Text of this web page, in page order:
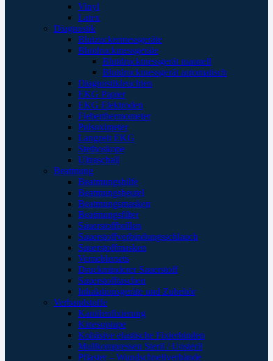
Vinyl
Latex
Diagnostik
Blutzuckermessgeräte
Blutdruckmessgeräte
Blutdruckmessgerät manuell
Blutdruckmessgerät automatisch
Diagnostikleuchten
EKG Papier
EKG Elektroden
Fieberthermometer
Pulsoximeter
Langzeit EKG
Stethoskope
Ultraschall
Beatmung
Beatmungshilfe
Beatmungsbeutel
Beatmungsmasken
Beatmungsfilter
Sauerstoffbrillen
Sauerstoffverbindungsschlauch
Sauerstoffmasken
Verneblersets
Druckminderer Sauerstoff
Sauerstofftaschen
Inhalationsgeräte und Zubehör
Verbandstoffe
Kanülenfixierung
Kinesoptape
Kohäsive elastische Fixierbinden
Mullkompressen Steril / Unsteril
Pflaster – Wundschnellverbände